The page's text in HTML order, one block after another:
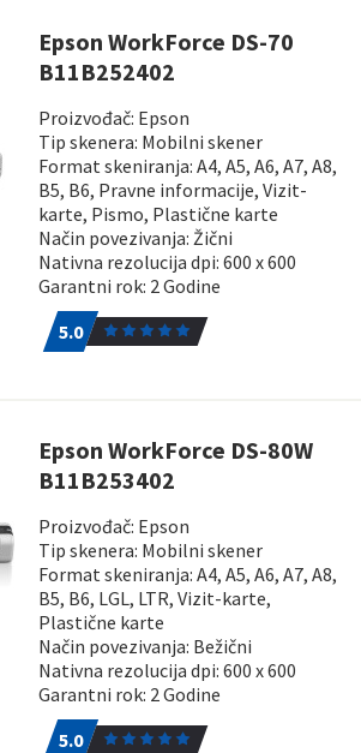
Epson WorkForce DS-70
B11B252402
Proizvođač: Epson
Tip skenera: Mobilni skener
Format skeniranja: A4, A5, A6, A7, A8,
B5, B6, Pravne informacije, Vizit-
karte, Pismo, Plastične karte
Način povezivanja: Žični
Nativna rezolucija dpi: 600 x 600
Garantni rok: 2 Godine
5.01
5.0
Epson WorkForce DS-80W
B11B253402
Proizvođač: Epson
Tip skenera: Mobilni skener
Format skeniranja: A4, A5, A6, A7, A8,
B5, B6, LGL, LTR, Vizit-karte,
Plastične karte
Način povezivanja: Bežični
Nativna rezolucija dpi: 600 x 600
Garantni rok: 2 Godine
5.01
5.0